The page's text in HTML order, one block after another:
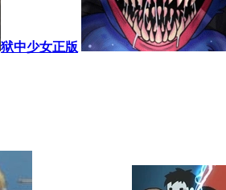
狱中少女正版